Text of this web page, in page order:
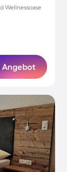
Wellnessoase
Angebot